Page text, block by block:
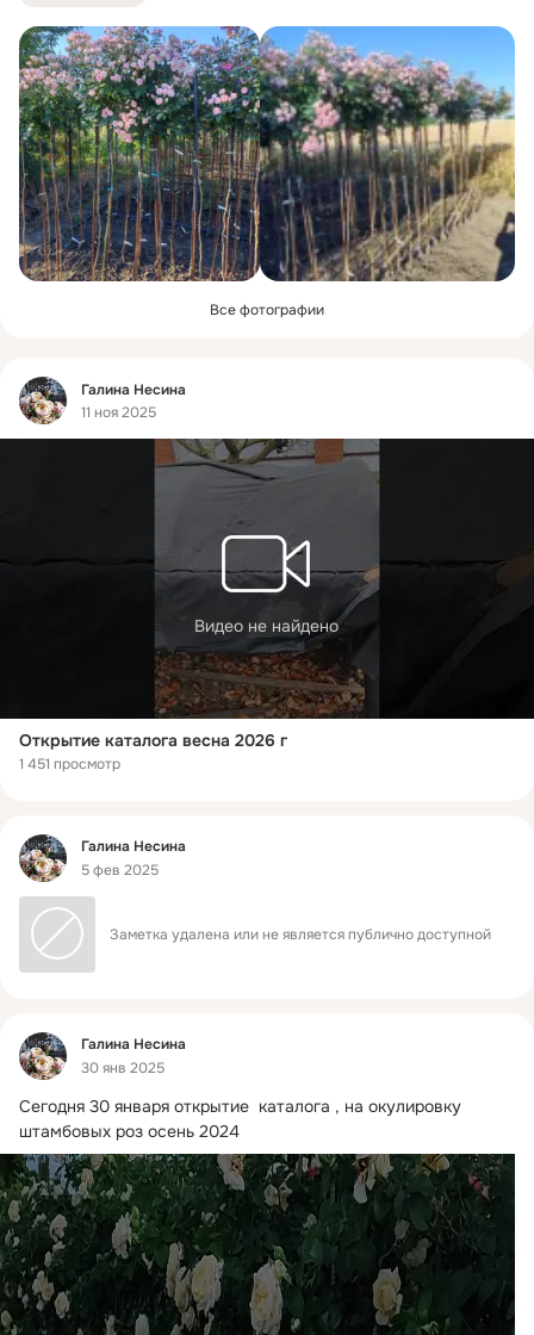
Все фотографии
Фид
Галина Несина
11 ноя 2025
Видео не найдено
Открытие каталога весна 2026 г
1 451 просмотр
Фид
Галина Несина
5 фев 2025
Заметка удалена или не является публично доступной
Фид
Галина Несина
30 янв 2025
Сегодня 30 января открытие  каталога , на окулировку
штамбовых роз осень 2024